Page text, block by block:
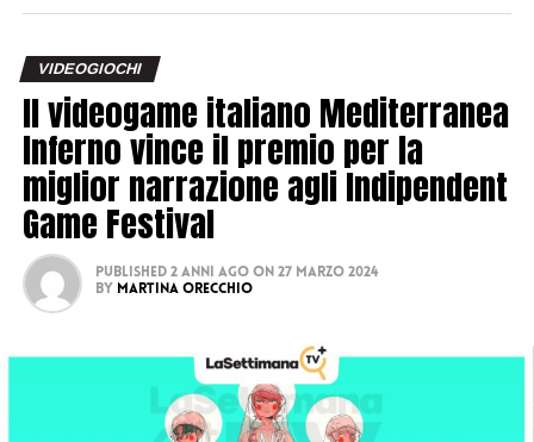
VIDEOGIOCHI
Il videogame italiano Mediterranea
Inferno vince il premio per la
miglior narrazione agli Indipendent
Game Festival
Published 2 anni ago on 27 Marzo 2024
By Martina Orecchio